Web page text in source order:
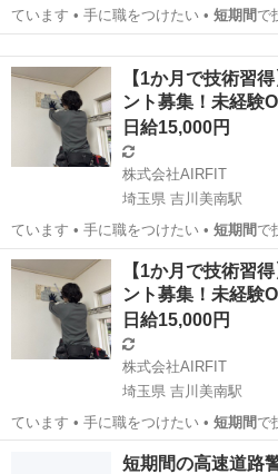
ています • 手に職をつけたい • 短期間 で
立した…
【1か月で技術習
ント募集！未経験
日給15,000円
株式会社AIRFIT
埼玉県 吉川美南駅
ています • 手に職をつけたい • 短期間 で
立した…
埼玉 吉川市 吉川美南駅 その
【1か月で技術習
ント募集！未経験
日給15,000円
株式会社AIRFIT
埼玉県 吉川美南駅
ています • 手に職をつけたい • 短期間 で
立した…
吉川美南駅 その
短期間の高速道路